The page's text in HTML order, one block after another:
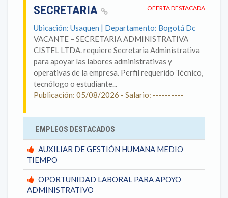
OFERTA DESTACADA
SECRETARIA
Ubicación: Usaquen | Departamento: Bogotá Dc
VACANTE – SECRETARIA ADMINISTRATIVA
CISTEL LTDA. requiere Secretaria Administrativa
para apoyar las labores administrativas y
operativas de la empresa. Perfil requerido Técnico,
tecnólogo o estudiante...
Publicación: 05/08/2026 - Salario: ----------
EMPLEOS DESTACADOS
AUXILIAR DE GESTIÓN HUMANA MEDIO
TIEMPO
OPORTUNIDAD LABORAL PARA APOYO
ADMINISTRATIVO